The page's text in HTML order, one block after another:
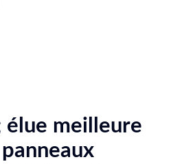
élue meilleure